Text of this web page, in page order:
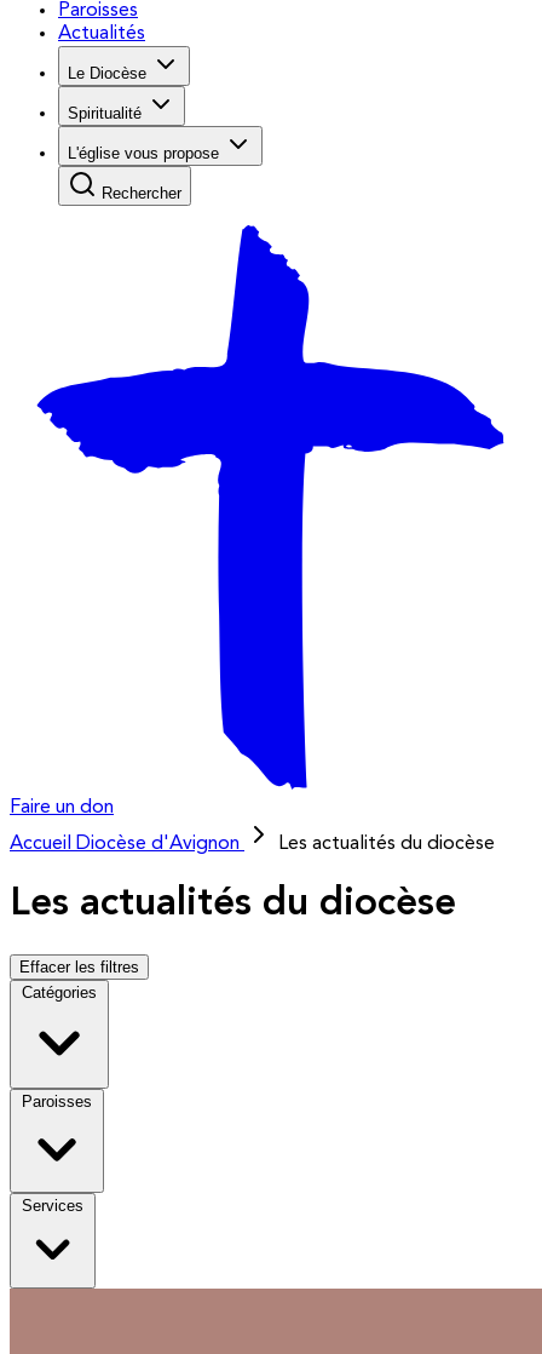
Paroisses
Actualités
Le Diocèse
Spiritualité
L'église vous propose
Rechercher
Faire un don
Accueil
Diocèse d'Avignon Les actualités du diocèse
Les actualités du diocèse
Effacer les filtres
Catégories
Paroisses
Services